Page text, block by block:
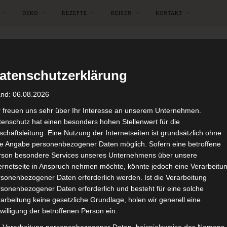
DEKO REZEPTE REISEN KONTAKT
RÖDA HUS
06.08.2026
freuen uns sehr über Ihr Interesse an unserem Unternehmen.
hat einen besonders hohen Stellenwert für die
Eine Nutzung der Internetseiten ist grundsätzlich ohne
Angabe personenbezogener Daten möglich. Sofern eine betroffene
besondere Services unseres Unternehmens über unsere
in Anspruch nehmen möchte, könnte jedoch eine
Daten erforderlich werden. Ist die Verarbeitung
Daten erforderlich und besteht für eine solche
keine gesetzliche Grundlage, holen wir generell eine
der betroffenen Person ein.